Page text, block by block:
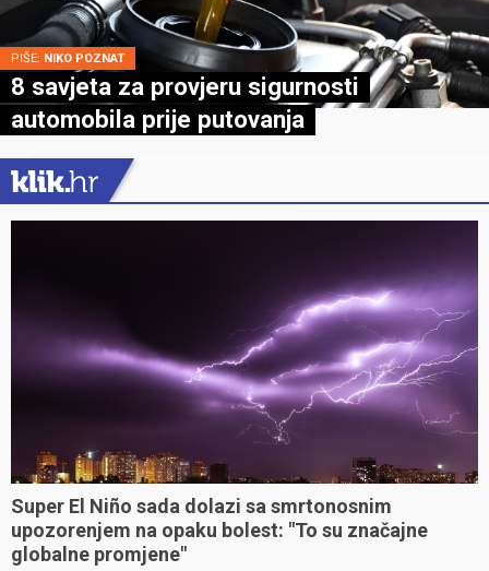
PIŠE: NIKO POZNAT
8 savjeta za provjeru sigurnosti
automobila prije putovanja
Super El Niño sada dolazi sa smrtonosnim
upozorenjem na opaku bolest: "To su značajne
globalne promjene"